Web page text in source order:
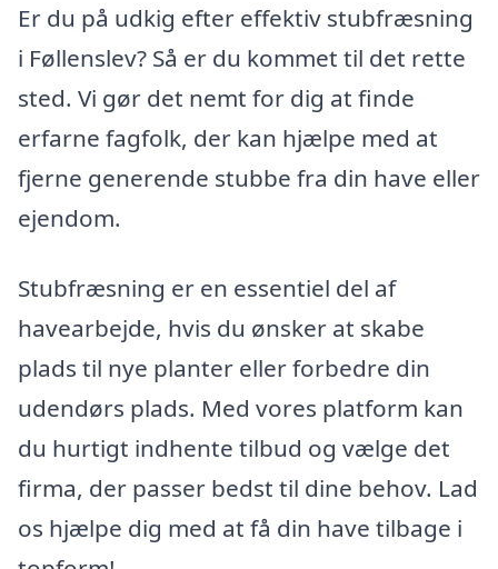
Er du på udkig efter effektiv stubfræsning
i Føllenslev? Så er du kommet til det rette
sted. Vi gør det nemt for dig at finde
erfarne fagfolk, der kan hjælpe med at
fjerne generende stubbe fra din have eller
ejendom.
Stubfræsning er en essentiel del af
havearbejde, hvis du ønsker at skabe
plads til nye planter eller forbedre din
udendørs plads. Med vores platform kan
du hurtigt indhente tilbud og vælge det
firma, der passer bedst til dine behov. Lad
os hjælpe dig med at få din have tilbage i